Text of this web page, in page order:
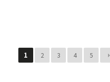
1 2 3 4 5